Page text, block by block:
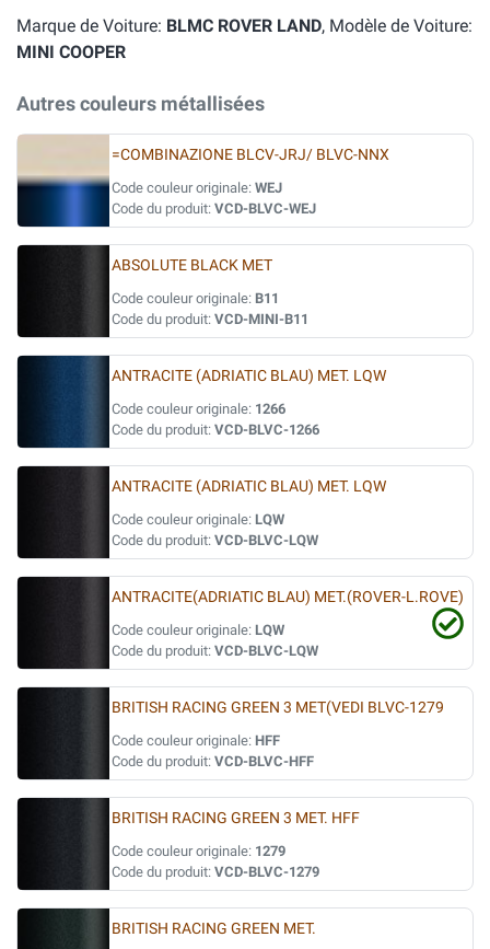
Marque de Voiture: BLMC ROVER LAND, Modèle de Voiture:
MINI COOPER
Autres couleurs métallisées
=COMBINAZIONE BLCV-JRJ/ BLVC-NNX
Code couleur originale: WEJ
Code du produit: VCD-BLVC-WEJ
ABSOLUTE BLACK MET
Code couleur originale: B11
Code du produit: VCD-MINI-B11
ANTRACITE (ADRIATIC BLAU) MET. LQW
Code couleur originale: 1266
Code du produit: VCD-BLVC-1266
ANTRACITE (ADRIATIC BLAU) MET. LQW
Code couleur originale: LQW
Code du produit: VCD-BLVC-LQW
ANTRACITE(ADRIATIC BLAU) MET.(ROVER-L.ROVE)
Code couleur originale: LQW
Code du produit: VCD-BLVC-LQW
BRITISH RACING GREEN 3 MET(VEDI BLVC-1279
Code couleur originale: HFF
Code du produit: VCD-BLVC-HFF
BRITISH RACING GREEN 3 MET. HFF
Code couleur originale: 1279
Code du produit: VCD-BLVC-1279
BRITISH RACING GREEN MET.